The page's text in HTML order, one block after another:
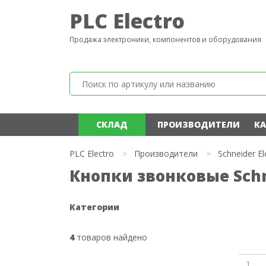
PLC Electro
Продажа электроники, компонентов и оборудования
СКЛАД ПРОИЗВОДИТЕЛИ
PLC Electro > Производители > Schneider
Кнопки звонковые
Категории
4товаров найдено